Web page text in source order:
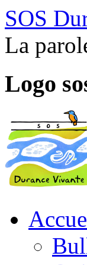
SOS
La
Logo